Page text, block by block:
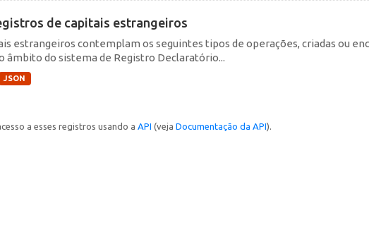
de capitais estrangeiros
estrangeiros contemplam os seguintes tipos de operações, criadas ou
âmbito do sistema de Registro Declaratório...
JSON
a esses registros usando a API (veja Documentação da API).